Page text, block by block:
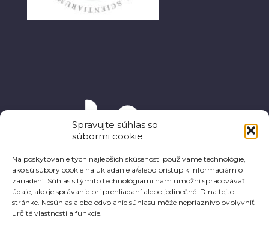
Spravujte súhlas so
súbormi cookie
Na poskytovanie tých najlepších skúseností používame technológie,
ako sú súbory cookie na ukladanie a/alebo prístup k informáciám o
zariadení. Súhlas s týmito technológiami nám umožní spracovávať
údaje, ako je správanie pri prehliadaní alebo jedinečné ID na tejto
stránke. Nesúhlas alebo odvolanie súhlasu môže nepriaznivo ovplyvniť
určité vlastnosti a funkcie.